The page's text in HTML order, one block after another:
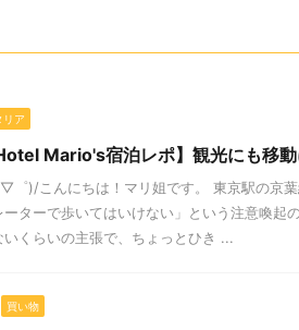
リア
Hotel Mario's宿泊レポ】観光にも移
゜)/こんにちは！マリ姐です。 東京駅の京
ーターで歩いてはいけない」という注意喚起
いくらいの主張で、ちょっとひき ...
買い物